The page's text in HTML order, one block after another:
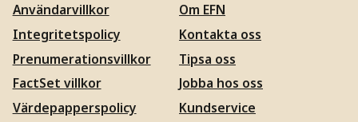
Användarvillkor
Integritetspolicy
Prenumerationsvillkor
FactSet villkor
Värdepapperspolicy
Om EFN
Kontakta oss
Tipsa oss
Jobba hos oss
Kundservice